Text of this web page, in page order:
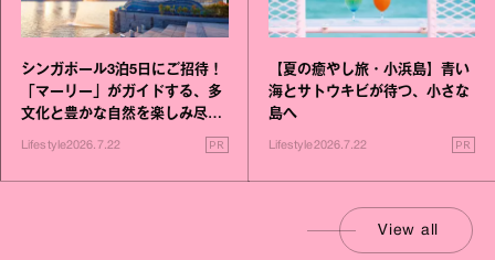
シンガポール3泊5日にご招待！
「マーリー」がガイドする、多
文化と豊かな自然を楽しみ尽く
Lifestyle2026.7.22 PR
【夏の癒やし旅・小浜島】青い
海とサトウキビが待つ、小さな
島へ
Lifestyle2026.7.22 PR
View all